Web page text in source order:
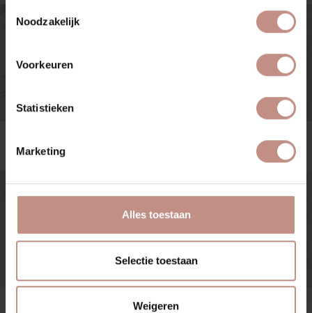
Noodzakelijk
Voorkeuren
Statistieken
Marketing
Alles toestaan
Selectie toestaan
Weigeren
Dekton
€
€€ €€
Marina